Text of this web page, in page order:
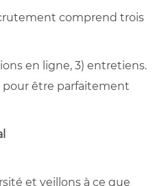
comprend trois
en ligne, 3) entretiens.
pour être parfaitement
et veillons à ce que